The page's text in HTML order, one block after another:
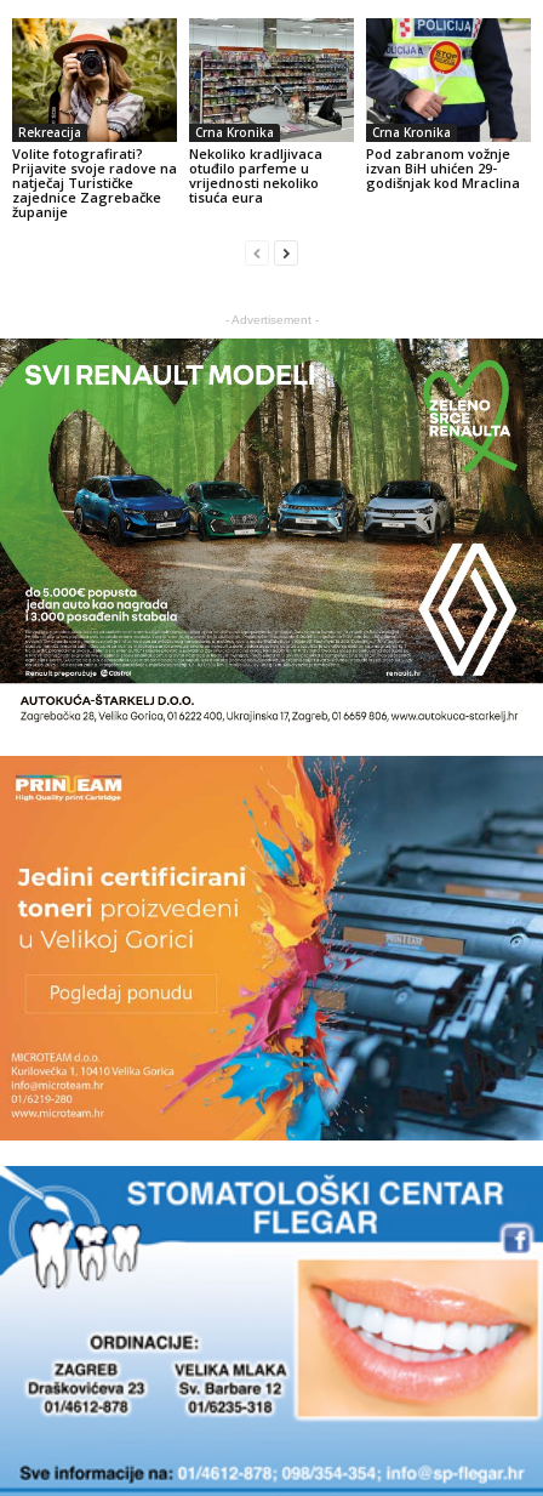
Rekreacija
Volite fotografirati?
Prijavite svoje radove na
natječaj Turističke
zajednice Zagrebačke
županije
Crna Kronika
Nekoliko kradljivaca
otuđilo parfeme u
vrijednosti nekoliko
tisuća eura
Crna Kronika
Pod zabranom vožnje
izvan BiH uhićen 29-
godišnjak kod Mraclina
- Advertisement -